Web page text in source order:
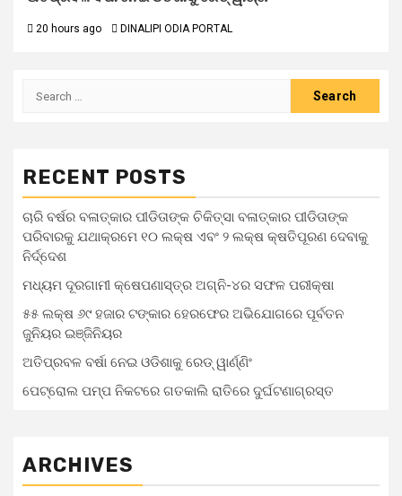
20 hours ago DINALIPI ODIA PORTAL
RECENT POSTS
ଚାରି ବର୍ଷର ବଳାତ୍କାର ପୀଡିତାଙ୍କ ଚିକିତ୍ସା ବଳାତ୍କାର ପୀଡିତାଙ୍କ
ପରିବାରକୁ ଯଥାକ୍ରମେ ୧୦ ଲକ୍ଷ ଏବଂ ୨ ଲକ୍ଷ କ୍ଷତିପୂରଣ ଦେବାକୁ
ନିର୍ଦ୍ଦେଶ
ମଧ୍ୟମ ଦୂରଗାମୀ କ୍ଷେପଣାସ୍ତ୍ର ଅଗ୍ନି-୪ର ସଫଳ ପରୀକ୍ଷା
୫୫ ଲକ୍ଷ ୬୯ ହଜାର ଟଙ୍କାର ହେରଫେର ଅଭିଯୋଗରେ ପୂର୍ବତନ
ଜୁନିୟର ଇଞ୍ଜିନିୟର
ଅତିପ୍ରବଳ ବର୍ଷା ନେଇ ଓଡିଶାକୁ ରେଡ୍ ୱାର୍ଣ୍ଣିଂ
ପେଟ୍ରୋଲ ପମ୍ପ ନିକଟରେ ଗତକାଲି ରାତିରେ ଦୁର୍ଘଟଣାଗ୍ରସ୍ତ
ARCHIVES